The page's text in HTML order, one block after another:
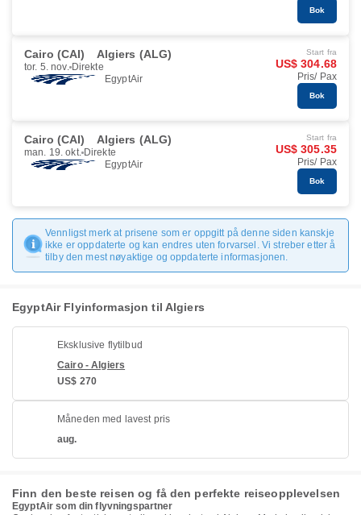
Bok
Cairo (CAI) Algiers (ALG)
tor. 5. nov. Direkte
EgyptAir
Start fra
US$ 304.68
Pris/ Pax
Bok
Cairo (CAI) Algiers (ALG)
man. 19. okt. Direkte
EgyptAir
Start fra
US$ 305.35
Pris/ Pax
Bok
Vennligst merk at prisene som er oppgitt på denne siden kanskje
ikke er oppdaterte og kan endres uten forvarsel. Vi streber etter å
tilby den mest nøyaktige og oppdaterte informasjonen.
EgyptAir Flyinformasjon til Algiers
Eksklusive flytilbud
Cairo - Algiers
US$ 270
Måneden med lavest pris
aug.
Finn den beste reisen og få den perfekte reiseopplevelsen
EgyptAir som din flyvningspartner